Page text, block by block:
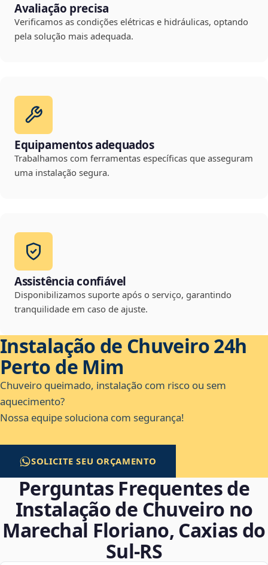
Avaliação precisa
Verificamos as condições elétricas e hidráulicas, optando
pela solução mais adequada.
Equipamentos adequados
Trabalhamos com ferramentas específicas que asseguram
uma instalação segura.
Assistência confiável
Disponibilizamos suporte após o serviço, garantindo
tranquilidade em caso de ajuste.
Instalação de Chuveiro 24h
Perto de Mim
Chuveiro queimado, instalação com risco ou sem
aquecimento?
Nossa equipe soluciona com segurança!
SOLICITE SEU ORÇAMENTO
Perguntas Frequentes de
Instalação de Chuveiro no
Marechal Floriano, Caxias do
Sul‑RS